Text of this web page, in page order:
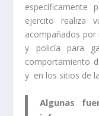
específicamente
ejercito realiza
acompañados por
y policía para
comportamiento
y en los sitios de
Algunas